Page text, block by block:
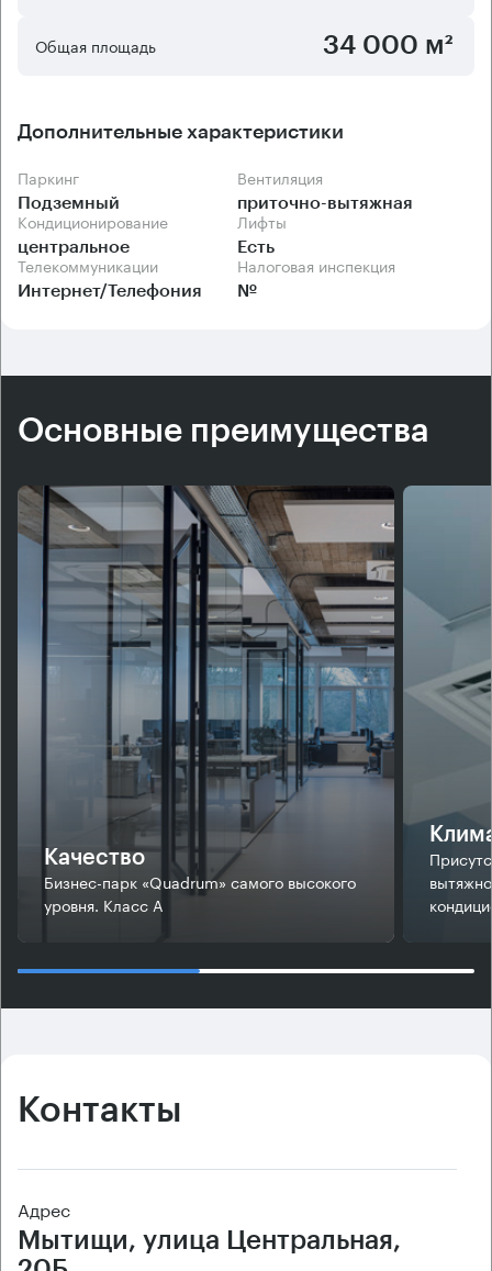
Общая площадь 34 000 м²
Дополнительные характеристики
Паркинг
Подземный
Вентиляция
приточно-вытяжная
Кондиционирование
центральное
Лифты
Есть
Телекоммуникации
Интернет/Телефония
Налоговая инспекция
№
Основные преимущества
Качество
Бизнес-парк «Quadrum» самого высокого
уровня. Класс А
Контакты
Адрес
Мытищи, улица Центральная,